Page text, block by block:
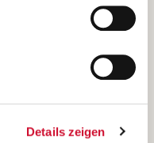
Details zeigen
Unterfranken